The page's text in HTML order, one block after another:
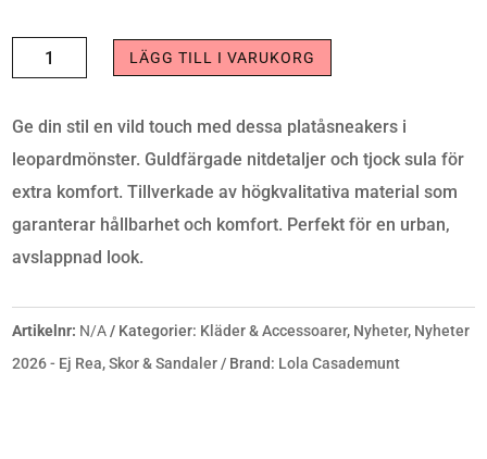
SNEAKER
-
PLATFORM
SNEAKER
WITH
LEOPARD
PRINT
LÄGG TILL I VARUKORG
Ge din stil en vild touch med dessa platåsneakers i
leopardmönster. Guldfärgade nitdetaljer och tjock sula för
extra komfort. Tillverkade av högkvalitativa material som
garanterar hållbarhet och komfort. Perfekt för en urban,
avslappnad look.
Artikelnr: N/A Kategorier: Kläder & Accessoarer, Nyheter, Nyheter
2026 - Ej Rea,Skor & Sandaler Brand: Lola Casademunt